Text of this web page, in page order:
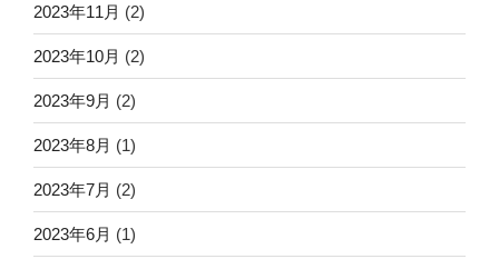
2023年11月 (2)
2023年10月 (2)
2023年9月 (2)
2023年8月 (1)
2023年7月 (2)
2023年6月 (1)